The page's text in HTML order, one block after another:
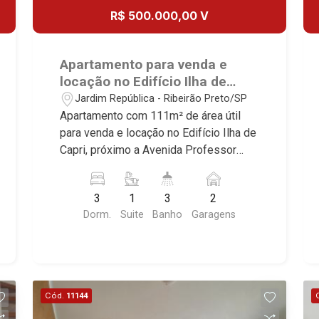
R$ 500.000,00 V
Apartamento para venda e
locação no Edifício Ilha de
Capri, próximo a Avenida
Professor João Fiúsa - Ribeirão
Preto/SP.
Jardim República - Ribeirão Preto/SP
Apartamento com 111m² de área útil
para venda e locação no Edifício Ilha de
Capri, próximo a Avenida Professor
Preto/SP. Conheça as características
deste imóvel que a Martinelli
Imobiliária selecionou para você: -
ambientes - Cozinha e área de serviço
planejadas - Despensa - Banheiro de
3
Dorm.
1
Suite
3
Banho
2
Garagens
Cód. 11144